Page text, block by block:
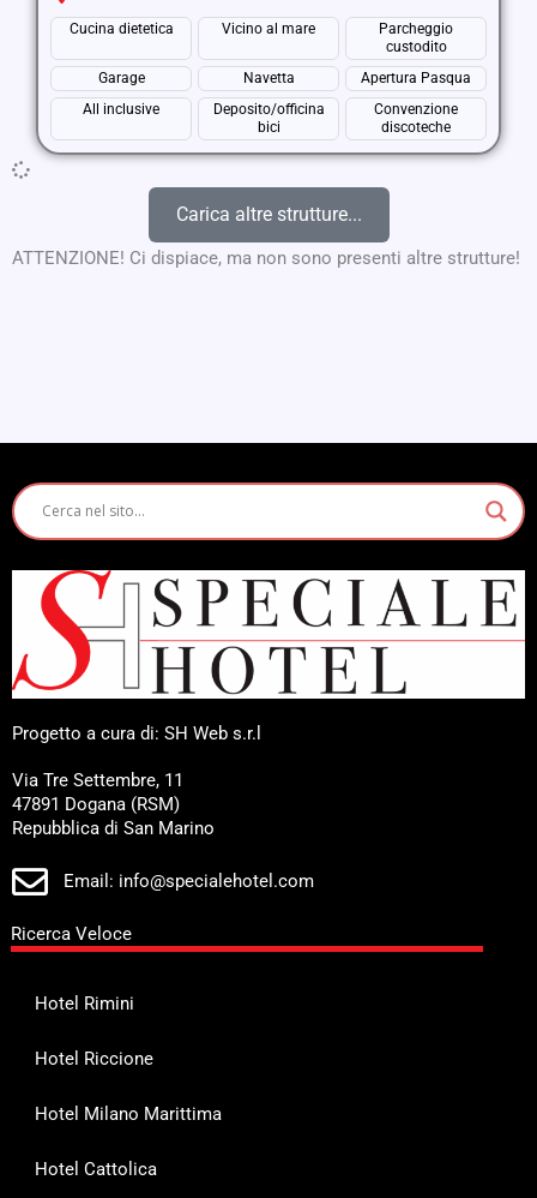
Cucina dietetica Vicino al mare
Parcheggio
custodito
Garage
Navetta
Apertura Pasqua
All inclusive
Deposito/officina
bici
Convenzione
discoteche
Carica altre strutture...
ATTENZIONE! Ci dispiace, ma non sono presenti altre strutture!
Progetto a cura di: SH Web s.r.l
Via Tre Settembre, 11
47891 Dogana (RSM)
Repubblica di San Marino
Email: info@specialehotel.com
Ricerca Veloce
Hotel Rimini
Hotel Riccione
Hotel Milano Marittima
Hotel Cattolica